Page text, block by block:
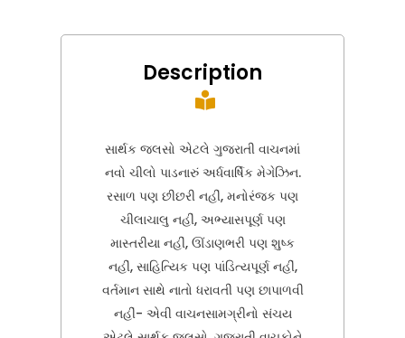
જલસો-17
Description

સાર્થક જલસો એટલે ગુજરાતી વાચનમાં
નવો ચીલો પાડનારું અર્ધવાર્ષિક મેગેઝિન.
રસાળ પણ છીછરી નહીં, મનોરંજક પણ
ચીલાચાલુ નહીં, અભ્યાસપૂર્ણ પણ
માસ્તરીયા નહીં, ઊંડાણભરી પણ શુષ્ક
નહીં, સાહિત્યિક પણ પાંડિત્યપૂર્ણ નહીં,
વર્તમાન સાથે નાતો ધરાવતી પણ છાપાળવી
નહીં- એવી વાચનસામગ્રીનો સંચય